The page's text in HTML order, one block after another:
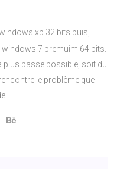
xp 32 bits puis,
windows 7 premuim 64 bits.
plus basse possible, soit du
le problème que
…